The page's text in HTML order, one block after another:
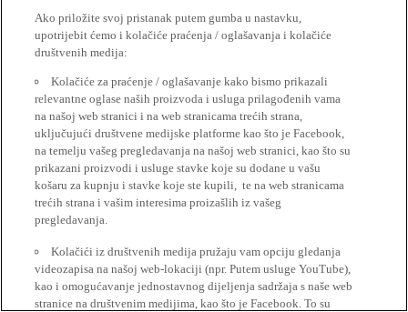
Ako priložite svoj pristanak putem gumba u nastavku,
upotrijebit ćemo i kolačiće praćenja / oglašavanja i kolačiće
društvenih medija:
Kolačiće za praćenje / oglašavanje kako bismo prikazali
relevantne oglase naših proizvoda i usluga prilagođenih vama
na našoj web stranici i na web stranicama trećih strana,
uključujući društvene medijske platforme kao što je Facebook,
na temelju vašeg pregledavanja na našoj web stranici, kao što su
prikazani proizvodi i usluge stavke koje su dodane u vašu
košaru za kupnju i stavke koje ste kupili, te na web stranicama
trećih strana i vašim interesima proizašlih iz vašeg
pregledavanja.
Kolačići iz društvenih medija pružaju vam opciju gledanja
videozapisa na našoj web-lokaciji (npr. Putem usluge YouTube),
kao i omogućavanje jednostavnog dijeljenja sadržaja s naše web
stranice na društvenim medijima, kao što je Facebook. To su